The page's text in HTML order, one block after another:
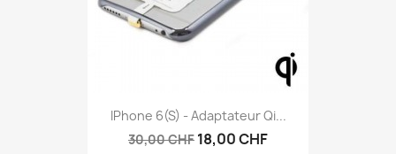
IPhone 6(S) - Adaptateur Qi...
30,00 CHF 18,00 CHF